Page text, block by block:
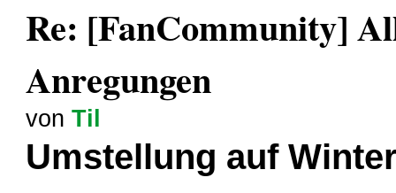
Re: [FanCommunity]
Anregungen
vonTil
Umstellung auf